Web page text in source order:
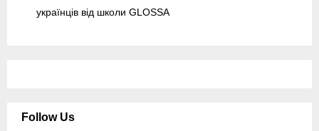
українців від школи GLOSSA
Follow Us